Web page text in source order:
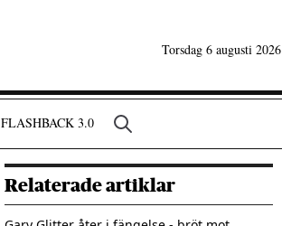
Torsdag 6 augusti 2026
FLASHBACK 3.0
Relaterade artiklar